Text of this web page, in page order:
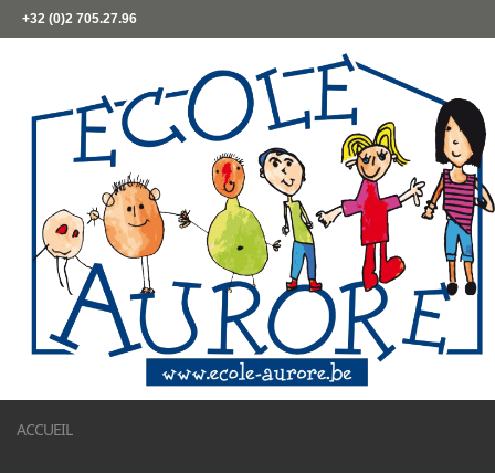
+32 (0)2 705.27.96
ACCUEIL